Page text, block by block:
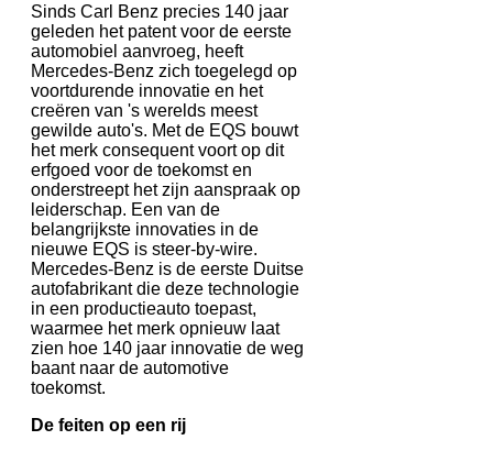
Sinds Carl Benz precies 140 jaar
geleden het patent voor de eerste
automobiel aanvroeg, heeft
Mercedes-Benz zich toegelegd op
voortdurende innovatie en het
creëren van 's werelds meest
gewilde auto's. Met de EQS bouwt
het merk consequent voort op dit
erfgoed voor de toekomst en
onderstreept het zijn aanspraak op
leiderschap. Een van de
belangrijkste innovaties in de
nieuwe EQS is steer-by-wire.
Mercedes-Benz is de eerste Duitse
autofabrikant die deze technologie
in een productieauto toepast,
waarmee het merk opnieuw laat
zien hoe 140 jaar innovatie de weg
baant naar de automotive
toekomst.
De feiten op een rij